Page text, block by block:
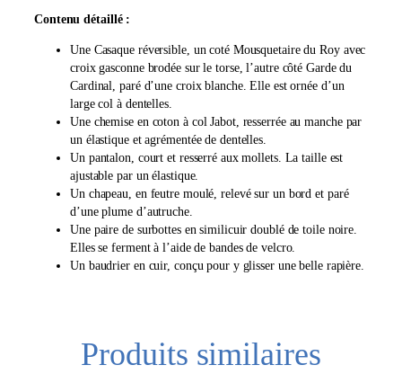
t
Contenu détaillé :
Une Casaque réversible, un coté Mousquetaire du Roy avec
croix gasconne brodée sur le torse, l’autre côté Garde du
Cardinal, paré d’une croix blanche. Elle est ornée d’un
large col à dentelles.
Une chemise en coton à col Jabot, resserrée au manche par
un élastique et agrémentée de dentelles.
Un pantalon, court et resserré aux mollets. La taille est
ajustable par un élastique.
Un chapeau, en feutre moulé, relevé sur un bord et paré
d’une plume d’autruche.
Une paire de surbottes en similicuir doublé de toile noire.
Elles se ferment à l’aide de bandes de velcro.
Un baudrier en cuir, conçu pour y glisser une belle rapière.
Produits similaires